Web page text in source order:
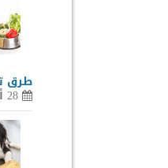
طرق
28 أبريل، 2020